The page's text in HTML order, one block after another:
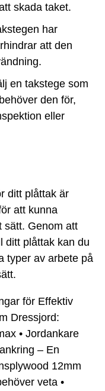
skada taket.
har
att den
en takstege som
den för,
eller
ditt plåttak är
att kunna
sätt. Genom att
ditt plåttak kan du
typer av arbete på
för Effektiv
Dressjord:
• Jordankare
– En
12mm
veta •